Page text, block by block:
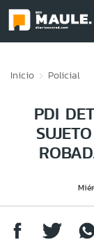
Inicio Policial
PDI